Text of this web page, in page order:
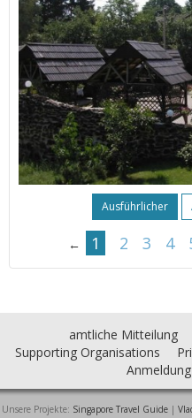
Ausführlicher
← 1 2 3 4
amtliche Mitteilung
Supporting Organisations
Unsere Projekte: Singapore Travel Guide|